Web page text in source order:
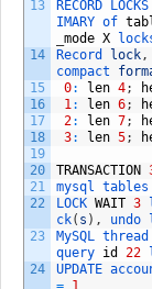
13
14
15
16
17
18
19
20
21
22
23
24
RECORD LOCKS
IMARY of
mode X
Record
lock,
compact
0: len 4;
1: len 6;
2: len 7;
3: len 5;
TRANSACTION
mysql tables
LOCK WAIT 3
ck( s ) , undo
MySQL thread
query id 22
UPDATE
= 1